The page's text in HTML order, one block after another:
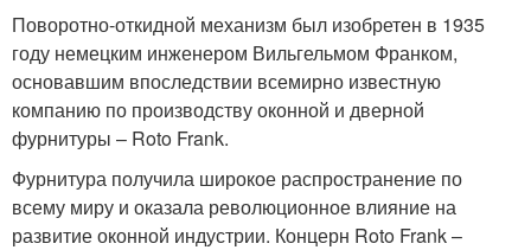
Поворотно-откидной механизм был изобретен в 1935
году немецким инженером Вильгельмом Франком,
основавшим впоследствии всемирно известную
компанию по производству оконной и дверной
фурнитуры – Roto Frank.
Фурнитура получила широкое распространение по
всему миру и оказала революционное влияние на
развитие оконной индустрии. Концерн Roto Frank –